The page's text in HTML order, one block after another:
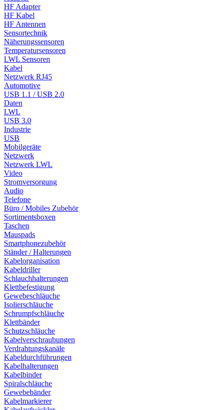
HF Adapter
HF Kabel
HF Antennen
Sensortechnik
Näherungssensoren
Temperatursensoren
LWL Sensoren
Kabel
Netzwerk RJ45
Automotive
USB 1.1 / USB 2.0
Daten
LWL
USB 3.0
Industrie
USB
Mobilgeräte
Netzwerk
Netzwerk LWL
Video
Stromversorgung
Audio
Telefone
Büro / Mobiles Zubehör
Sortimentsboxen
Taschen
Mauspads
Smartphonezubehör
Ständer / Halterungen
Kabelorganisation
Kabeldriller
Schlauchhalterungen
Klettbefestigung
Gewebeschläuche
Isolierschläuche
Schrumpfschläuche
Klettbänder
Schutzschläuche
Kabelverschraubungen
Verdrahtungskanäle
Kabeldurchführungen
Kabelhalterungen
Kabelbinder
Spiralschläuche
Gewebebänder
Kabelmarkierer